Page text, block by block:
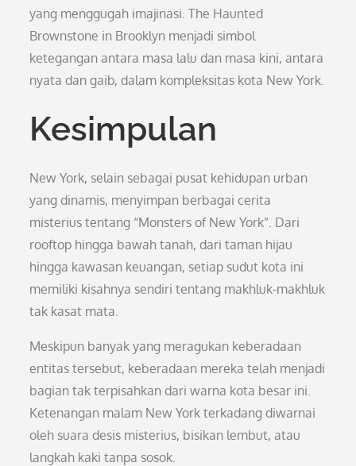
yang menggugah imajinasi. The Haunted
Brownstone in Brooklyn menjadi simbol
ketegangan antara masa lalu dan masa kini, antara
nyata dan gaib, dalam kompleksitas kota New York.
Kesimpulan
New York, selain sebagai pusat kehidupan urban
yang dinamis, menyimpan berbagai cerita
misterius tentang “Monsters of New York”. Dari
rooftop hingga bawah tanah, dari taman hijau
hingga kawasan keuangan, setiap sudut kota ini
memiliki kisahnya sendiri tentang makhluk-makhluk
tak kasat mata.
Meskipun banyak yang meragukan keberadaan
entitas tersebut, keberadaan mereka telah menjadi
bagian tak terpisahkan dari warna kota besar ini.
Ketenangan malam New York terkadang diwarnai
oleh suara desis misterius, bisikan lembut, atau
langkah kaki tanpa sosok.